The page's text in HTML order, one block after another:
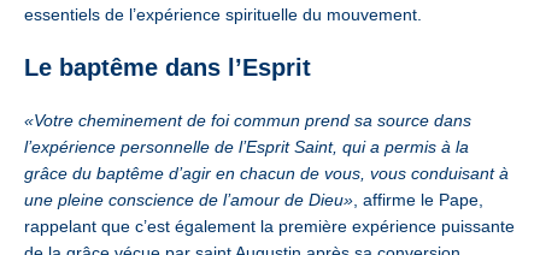
essentiels de l’expérience spirituelle du mouvement.
Le baptême dans l’Esprit
«Votre cheminement de foi commun prend sa source dans
l’expérience personnelle de l’Esprit Saint, qui a permis à la
grâce du baptême d’agir en chacun de vous, vous conduisant à
une pleine conscience de l’amour de Dieu» , affirme le Pape,
rappelant que c’est également la première expérience puissante